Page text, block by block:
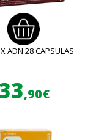
ADN 28 CAPSULAS
,90€